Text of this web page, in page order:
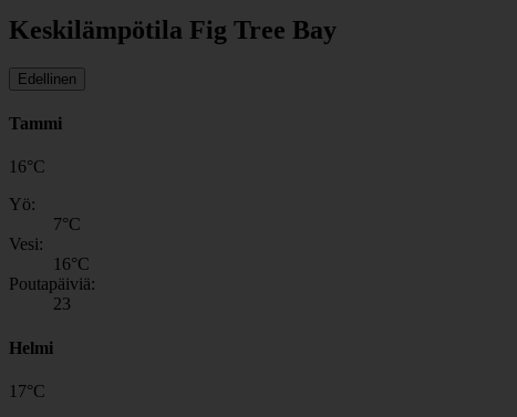
Keskilämpötila Fig Tree Bay
Edellinen
Tammi
16°C
Yö:
7°C
Vesi:
16°C
Poutapäiviä:
23
Helmi
17°C